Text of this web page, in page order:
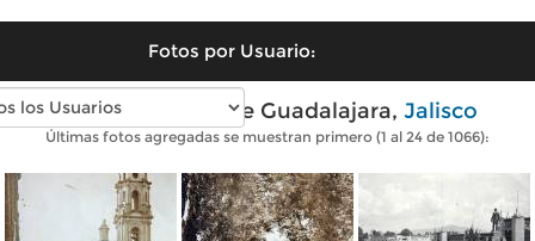
Fotos por Usuario:
Fotos antiguas de Guadalajara, Jalisco
Últimas fotos agregadas se muestran primero (1 al 24 de 1066):